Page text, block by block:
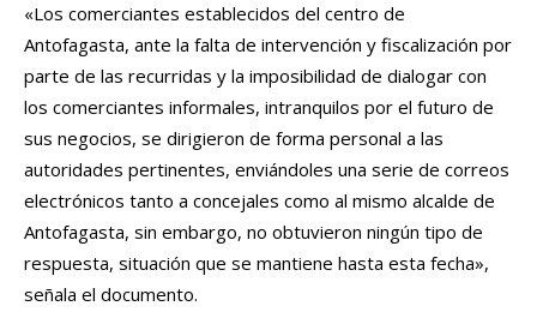
«Los comerciantes establecidos del centro de
Antofagasta, ante la falta de intervención y fiscalización por
parte de las recurridas y la imposibilidad de dialogar con
los comerciantes informales, intranquilos por el futuro de
sus negocios, se dirigieron de forma personal a las
autoridades pertinentes, enviándoles una serie de correos
electrónicos tanto a concejales como al mismo alcalde de
Antofagasta, sin embargo, no obtuvieron ningún tipo de
respuesta, situación que se mantiene hasta esta fecha»,
señala el documento.